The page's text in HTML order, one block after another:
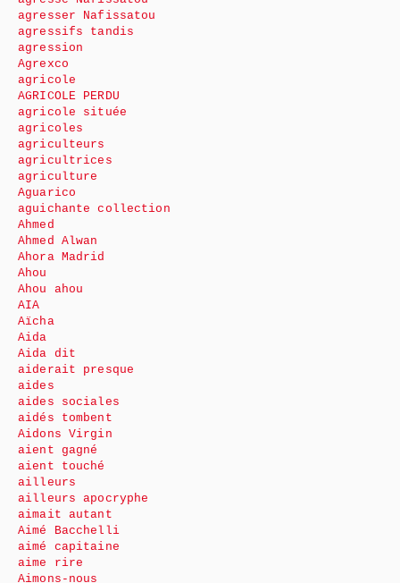
agresser Nafissatou
agressifs tandis
agression
Agrexco
agricole
AGRICOLE PERDU
agricole située
agricoles
agriculteurs
agricultrices
agriculture
Aguarico
aguichante collection
Ahmed
Ahmed Alwan
Ahora Madrid
Ahou
Ahou ahou
AIA
Aïcha
Aida
Aida dit
aiderait presque
aides
aides sociales
aidés tombent
Aidons Virgin
aient gagné
aient touché
ailleurs
ailleurs apocryphe
aimait autant
Aimé Bacchelli
aimé capitaine
aime rire
Aimons-nous